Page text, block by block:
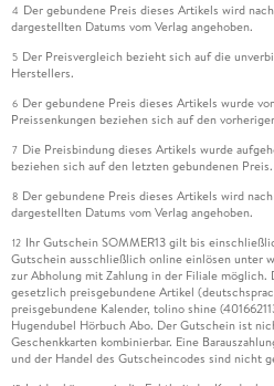
4 Der gebundene Preis dieses Artikels wird
dargestellten Datums vom Verlag angehoben.
5 Der Preisvergleich bezieht sich auf die
Herstellers.
6 Der gebundene Preis dieses Artikels wurde
Preissenkungen beziehen sich auf den
7 Die Preisbindung dieses Artikels wurde
beziehen sich auf den letzten gebundenen Preis.
8 Der gebundene Preis dieses Artikels wird
dargestellten Datums vom Verlag angehoben.
12 Ihr Gutschein SOMMER13 gilt bis
Gutschein ausschließlich online einlösen unter
zur Abholung mit Zahlung in der Filiale
gesetzlich preisgebundene Artikel
preisgebundene Kalender, tolino shine
Hugendubel Hörbuch Abo. Der Gutschein ist
Geschenkkarten kombinierbar. Eine
und der Handel des Gutscheincodes sind nicht